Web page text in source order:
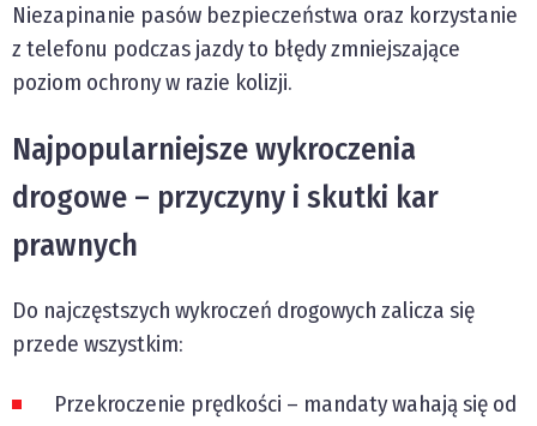
Niezapinanie pasów bezpieczeństwa oraz korzystanie
z telefonu podczas jazdy to błędy zmniejszające
poziom ochrony w razie kolizji.
Najpopularniejsze wykroczenia
drogowe – przyczyny i skutki kar
prawnych
Do najczęstszych wykroczeń drogowych zalicza się
przede wszystkim:
Przekroczenie prędkości – mandaty wahają się od